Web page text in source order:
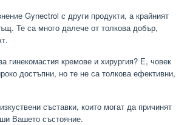
Gynectrol с други продукти, а крайният
Те са много далече от толкова добър,
гинекомастия кремове и хирургия? Е, човек
достъпни, но те не са толкова ефективни,
съставки, които могат да причинят
Вашето състояние.